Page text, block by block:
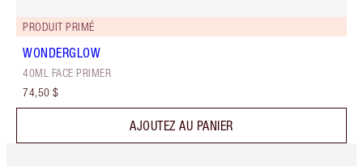
PRODUIT PRIMÉ
WONDERGLOW
40ML FACE PRIMER
74,50 $
AJOUTEZ AU PANIER